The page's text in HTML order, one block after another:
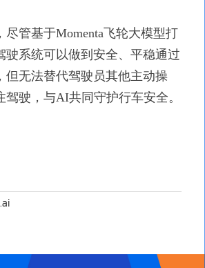
尽管基于Momenta飞轮大模型打
驶系统可以做到安全、平稳通过
但无法替代驾驶员其他主动操
驾驶，与AI共同守护行车安全。